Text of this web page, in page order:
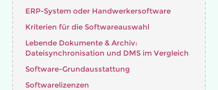
ERP-System oder Handwerkersoftware
Kriterien für die Softwareauswahl
Lebende Dokumente & Archiv:
Dateisynchronisation und DMS im Vergleich
Software-Grundausstattung
Softwarelizenzen